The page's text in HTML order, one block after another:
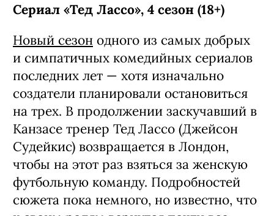
Сериал «Тед Лассо», 4 сезон (18+)
Новый сезон одного из самых добрых
и симпатичных комедийных сериалов
последних лет — хотя изначально
создатели планировали остановиться
на трех. В продолжении заскучавший в
Канзасе тренер Тед Лассо (Джейсон
Судейкис) возвращается в Лондон,
чтобы на этот раз взяться за женскую
футбольную команду. Подробностей
сюжета пока немного, но известно, что